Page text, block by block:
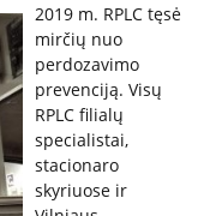
2019 m. RPLC tęsė
mirčių nuo
perdozavimo
prevenciją. Visų
RPLC filialų
specialistai,
stacionaro
skyriuose ir